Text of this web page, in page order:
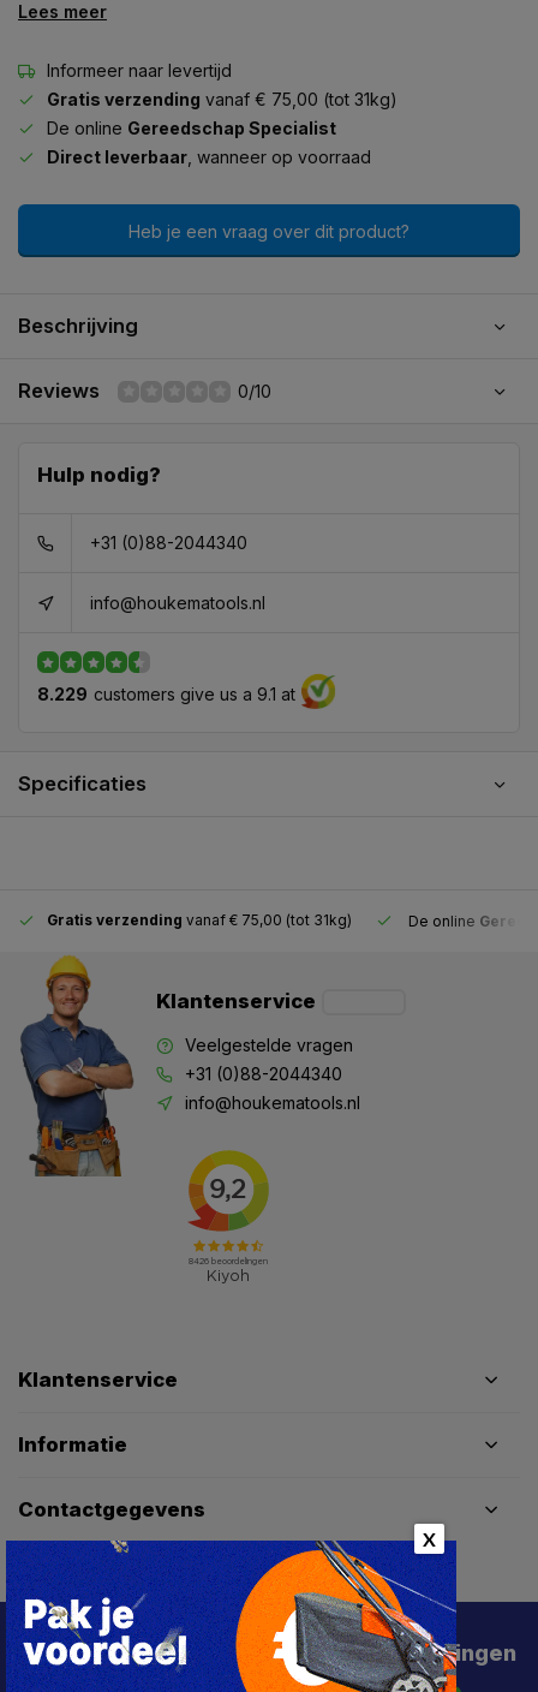
Lees meer
Informeer naar levertijd
Gratis verzending vanaf € 75,00 (tot 31kg)
De online Gereedschap Specialist
Direct leverbaar , wanneer op voorraad
Heb je een vraag over dit product?
Beschrijving
Reviews 0/10
Hulp nodig?
+31 (0)88-2044340
info@houkematools.nl
8.229 customers give us a 9.1 at
Specificaties
Gratis verzending vanaf € 75,00 (tot 31kg) De online
Klantenservice
Veelgestelde vragen
+31 (0)88-2044340
info@houkematools.nl
Klantenservice
Informatie
Contactgegevens
Schrijf je in voor de beste deals en kortingen
X